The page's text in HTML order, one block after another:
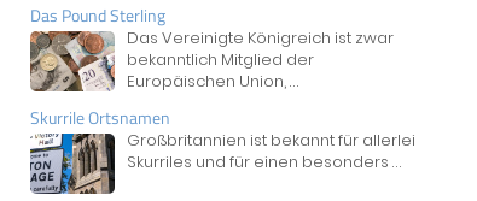
Das Pound Sterling
Das Vereinigte Königreich ist zwar
bekanntlich Mitglied der
Europäischen Union,...
Skurrile Ortsnamen
Großbritannien ist bekannt für allerlei
Skurriles und für einen besonders ...